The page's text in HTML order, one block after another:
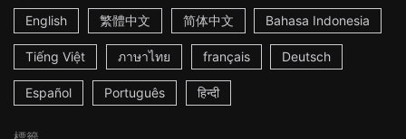
English
繁體中文 简体中文 Bahasa Indonesia
Tiếng Việt ภาษาไทย français Deutsch
Español Português हिन्दी